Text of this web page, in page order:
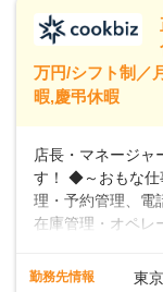
ァンを一緒に増や
万円/シフト制／
暇,慶弔休暇
店長・マネージャ
す！ ◆～おもな仕
理・予約管理、電
在庫管理・オペレ
入社後はスキルに
勤務先情報 東